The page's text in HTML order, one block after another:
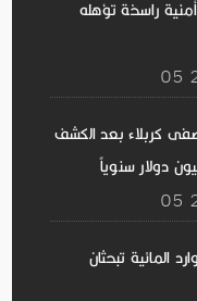
راسخة تؤهله
كربلاء بعد الكشف
المائية تبحثان